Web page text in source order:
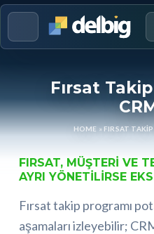
Fırsat
HOME »FIRSAT
FIRSAT, MÜŞTERI VE
AYRI YÖNETILIRSE
Fırsat takip programı
aşamaları izleyebilir;